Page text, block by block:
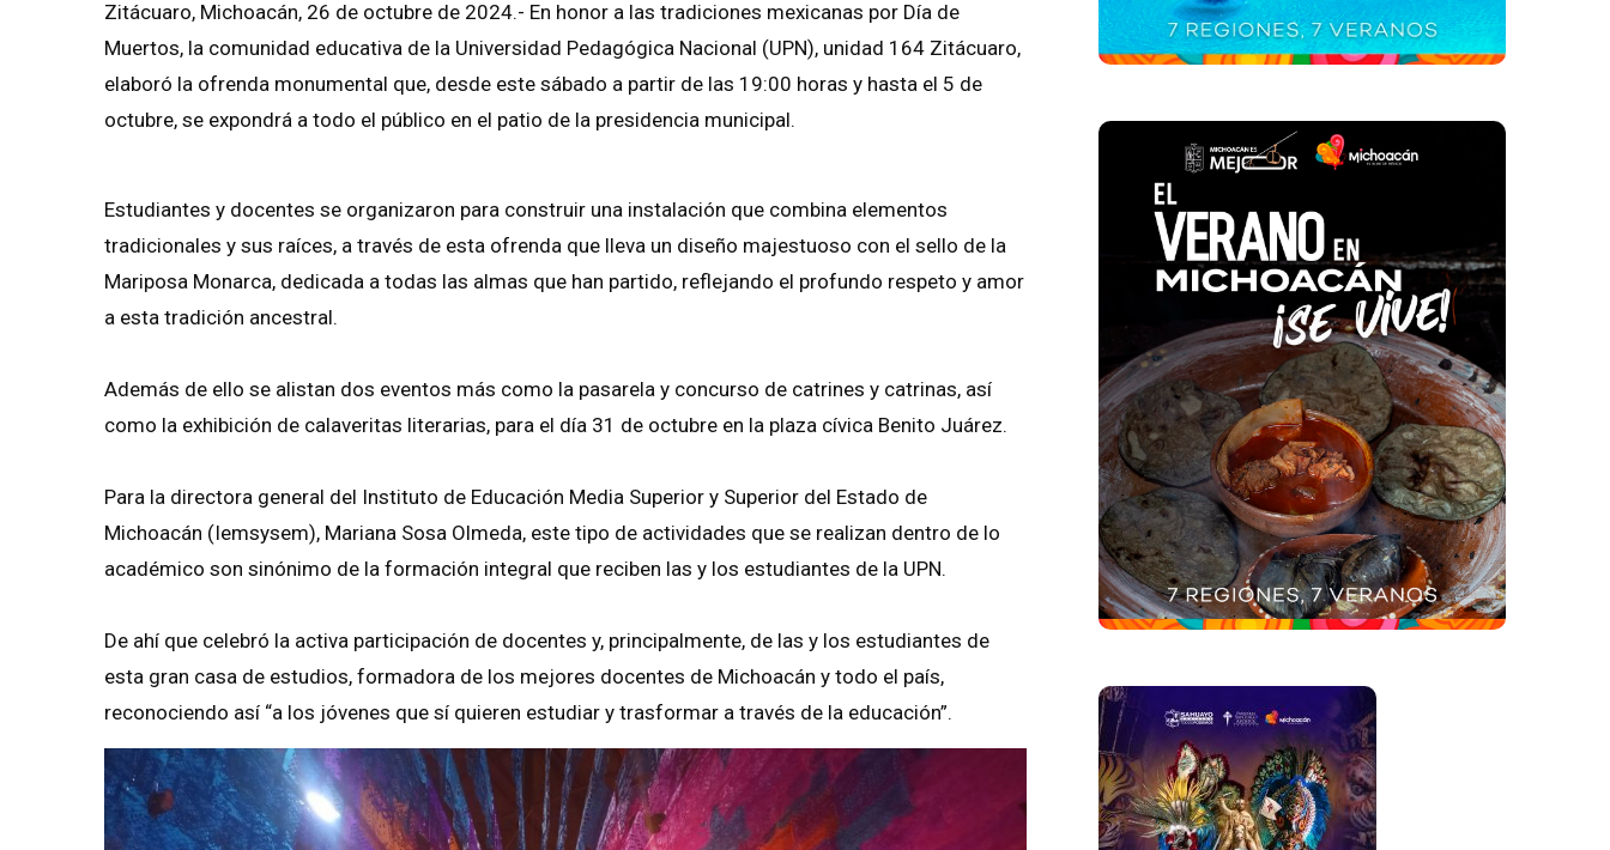
Zitácuaro, Michoacán, 26 de octubre de 2024.- En honor a las tradiciones mexicanas por Día de
Muertos, la comunidad educativa de la Universidad Pedagógica Nacional (UPN), unidad 164 Zitácuaro,
elaboró la ofrenda monumental que, desde este sábado a partir de las 19:00 horas y hasta el 5 de
octubre, se expondrá a todo el público en el patio de la presidencia municipal.
Estudiantes y docentes se organizaron para construir una instalación que combina elementos
tradicionales y sus raíces, a través de esta ofrenda que lleva un diseño majestuoso con el sello de la
Mariposa Monarca, dedicada a todas las almas que han partido, reflejando el profundo respeto y amor
a esta tradición ancestral.
Además de ello se alistan dos eventos más como la pasarela y concurso de catrines y catrinas, así
como la exhibición de calaveritas literarias, para el día 31 de octubre en la plaza cívica Benito Juárez.
Para la directora general del Instituto de Educación Media Superior y Superior del Estado de
Michoacán (Iemsysem), Mariana Sosa Olmeda, este tipo de actividades que se realizan dentro de lo
académico son sinónimo de la formación integral que reciben las y los estudiantes de la UPN.
De ahí que celebró la activa participación de docentes y, principalmente, de las y los estudiantes de
esta gran casa de estudios, formadora de los mejores docentes de Michoacán y todo el país,
reconociendo así “a los jóvenes que sí quieren estudiar y trasformar a través de la educación”.